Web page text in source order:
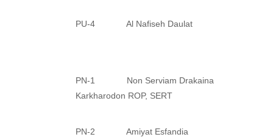
PU-4 Al Nafiseh Daulat
PN-1 Non Serviam Drakaina
Karkharodon ROP, SERT
PN-2 Amiyat Esfandia